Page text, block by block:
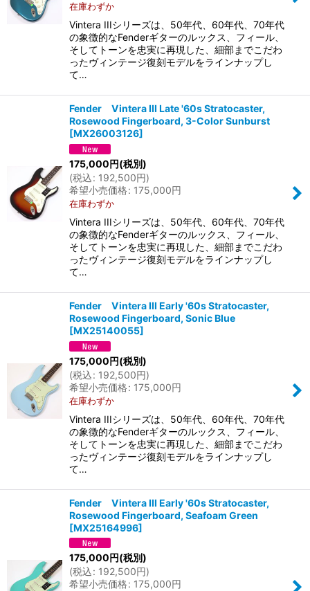
在庫わずか
Vintera IIIシリーズは、50年代、60年代、70年代
の象徴的なFenderギターのルックス、フィール、
そしてトーンを忠実に再現した、細部までこだわ
ったヴィンテージ復刻モデルをラインナップし
て…
Fender Vintera III Late '60s Stratocaster,
Rosewood Fingerboard, 3-Color Sunburst
[MX26003126]
175,000円(税別)
(税込: 192,500円)
希望小売価格: 175,000円
在庫わずか
Vintera IIIシリーズは、50年代、60年代、70年代
の象徴的なFenderギターのルックス、フィール、
そしてトーンを忠実に再現した、細部までこだわ
ったヴィンテージ復刻モデルをラインナップし
て…
Fender Vintera III Early '60s Stratocaster,
Rosewood Fingerboard, Sonic Blue
[MX25140055]
175,000円(税別)
(税込: 192,500円)
希望小売価格: 175,000円
在庫わずか
Vintera IIIシリーズは、50年代、60年代、70年代
の象徴的なFenderギターのルックス、フィール、
そしてトーンを忠実に再現した、細部までこだわ
ったヴィンテージ復刻モデルをラインナップし
て…
Fender Vintera III Early '60s Stratocaster,
Rosewood Fingerboard, Seafoam Green
[MX25164996]
175,000円(税別)
(税込: 192,500円)
希望小売価格: 175,000円